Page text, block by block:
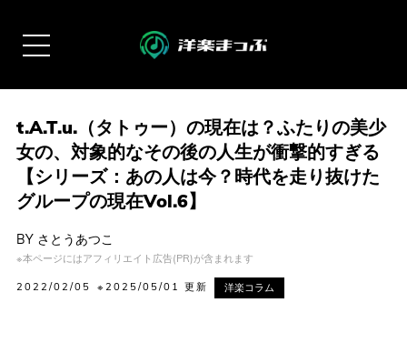
t.A.T.u.（タトゥー）の現在は？ふたりの美少
女の、対象的なその後の人生が衝撃的すぎる
【シリーズ：あの人は今？時代を走り抜けた
グループの現在Vol.6】
BY さとうあつこ
※本ページにはアフィリエイト広告(PR)が含まれます
2022/02/05 ※2025/05/01 更新 洋楽コラム